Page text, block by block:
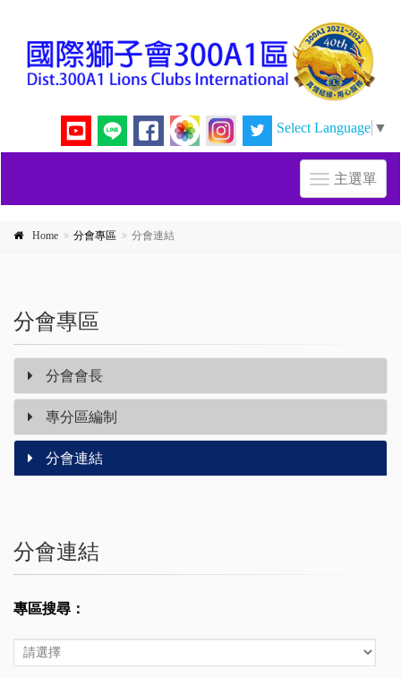
Select Language ▼
主選單
Toggle
navigation
Home 分會專區 分會連結
分會專區
分會會長
專分區編制
分會連結
分會連結
專
搜
尋
專區搜尋：
專
區